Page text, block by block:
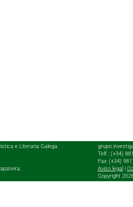
e Literaria Galega
Telf.: (+34)
Fax: (+34)
Aviso legal
Copyright